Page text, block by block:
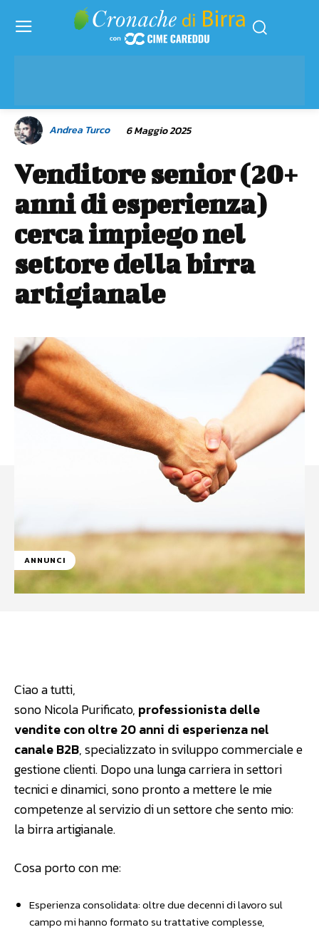
Andrea Turco 6 Maggio 2025
Venditore senior (20+
anni di esperienza)
cerca impiego nel
settore della birra
artigianale
ANNUNCI
Ciao a tutti,
sono Nicola Purificato, professionista delle
vendite con oltre 20 anni di esperienza nel
canale B2B, specializzato in sviluppo commerciale e
gestione clienti. Dopo una lunga carriera in settori
tecnici e dinamici, sono pronto a mettere le mie
competenze al servizio di un settore che sento mio:
la birra artigianale.
Cosa porto con me:
Esperienza consolidata: oltre due decenni di lavoro sul
campo mi hanno formato su trattative complesse,